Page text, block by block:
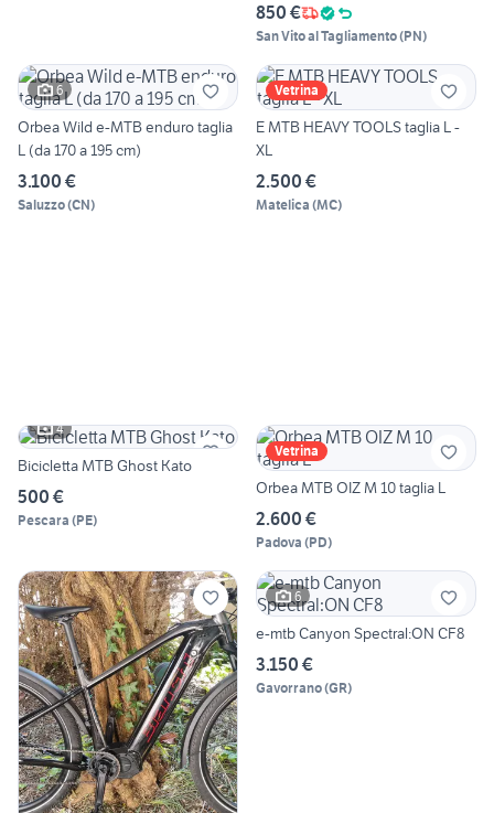
850 €
San Vito al Tagliamento(PN)
6
Orbea Wild e-MTB enduro taglia
L (da 170 a 195 cm)
3.100 €
Saluzzo(CN)
Vetrina
E MTB HEAVY TOOLS taglia L -
XL
2.500 €
Matelica (MC)
4
Bicicletta MTB Ghost Kato
500 €
Pescara (PE)
Vetrina
Orbea MTB OIZ M 10 taglia L
2.600 €
Padova (PD)
6
e-mtb Canyon Spectral:ON CF8
3.150 €
Gavorrano(GR)